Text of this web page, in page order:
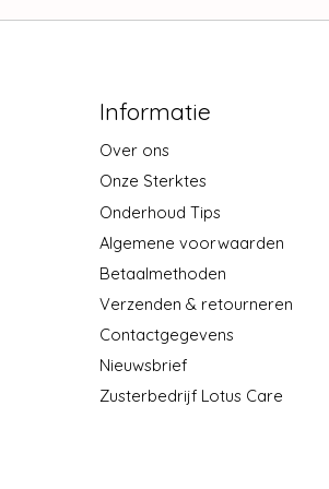
Informatie
Over ons
Onze Sterktes
Onderhoud Tips
Algemene voorwaarden
Betaalmethoden
Verzenden & retourneren
Contactgegevens
Nieuwsbrief
Zusterbedrijf Lotus Care